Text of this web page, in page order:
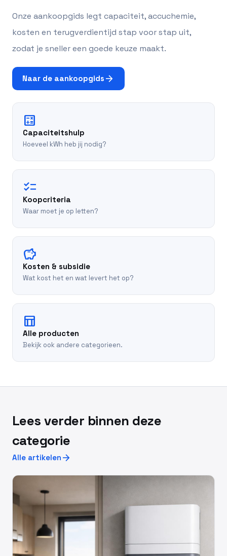
Onze aankoopgids legt capaciteit, accuchemie,
kosten en terugverdientijd stap voor stap uit,
zodat je sneller een goede keuze maakt.
Naar de aankoopgids arrow_forward
calculate
Capaciteitshulp
Hoeveel kWh heb jij nodig?
checklist
Koopcriteria
Waar moet je op letten?
savings
Kosten & subsidie
Wat kost het en wat levert het op?
table_chart
Alle producten
Bekijk ook andere categorieen.
Lees verder binnen deze
categorie
Alle artikelen arrow_forward